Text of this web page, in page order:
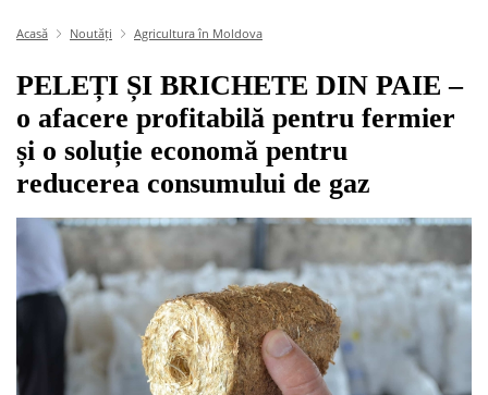
Acasă Noutăți Agricultura în Moldova
PELEȚI ȘI BRICHETE DIN PAIE –
o afacere profitabilă pentru fermier
și o soluție economă pentru
reducerea consumului de gaz